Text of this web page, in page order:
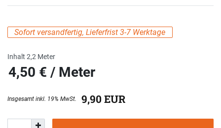
Sofort versandfertig, Lieferfrist 3-7 Werktage
9,90 EUR
Inhalt 2,2 Meter
4,50 € / Meter